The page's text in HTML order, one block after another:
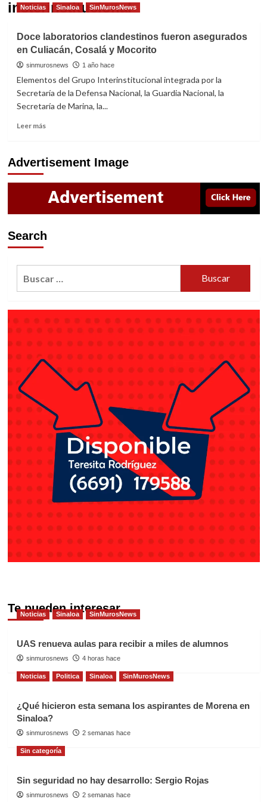
insterinstitucional
Noticias Sinaloa SinMurosNews
Doce laboratorios clandestinos fueron asegurados
en Culiacán, Cosalá y Mocorito
sinmurosnews 1 año hace
Elementos del Grupo Interinstitucional integrada por la
Secretaría de la Defensa Nacional, la Guardia Nacional, la
Secretaría de Marina, la...
Leer másRead
Doce
laboratorios
clandestinos
fueron
asegurados
en
Cosalá
Advertisement Image
Search
Te pueden interesar
Noticias Sinaloa SinMurosNews
UAS renueva aulas para recibir a miles de alumnos
sinmurosnews 4 horas hace
Noticias Politica Sinaloa SinMurosNews
¿Qué hicieron esta semana los aspirantes de Morena en
Sinaloa?
sinmurosnews 2 semanas hace
Sin categoría
Sin seguridad no hay desarrollo: Sergio Rojas
sinmurosnews 2 semanas hace